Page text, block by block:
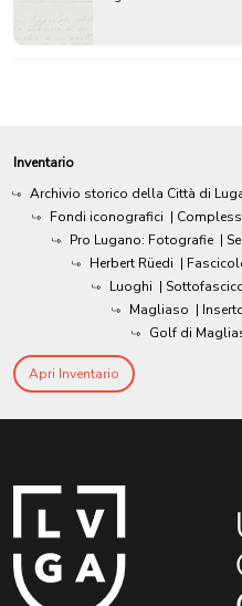
Inventario
Archivio storico della Città di
Fondi iconografici |
Pro Lugano: Fotografie |
Herbert Rüedi |
Luoghi |
Magliaso |
Golf di
Apri Inventario